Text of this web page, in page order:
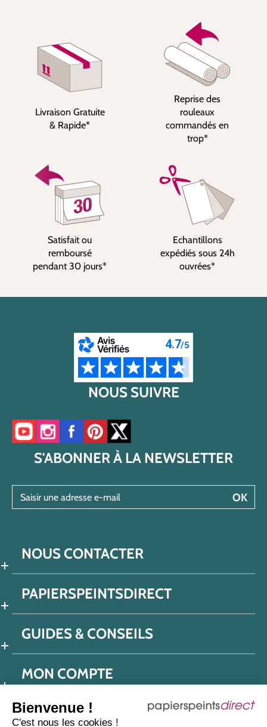
Bienvenue !
C'est nous les cookies !
Livraison Gratuite
& Rapide*
Reprise des
rouleaux
commandés en
trop*
Satisfait ou
remboursé
pendant 30 jours*
Echantillons
expédiés sous 24h
ouvrées*
NOUS SUIVRE
Accéder à notre chaîne YouTube
Accéder à notre compte Instagram
Accéder à notre page Facebook
Accéder à notre compte Pinterest
Accéder à notre compte Twitter/X
S'ABONNER À LA NEWSLETTER
OK
NOUS CONTACTER
PAPIERSPEINTSDIRECT
GUIDES & CONSEILS
MON COMPTE